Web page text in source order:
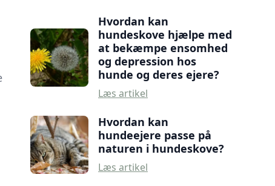
Hvordan kan
hundeskove hjælpe med
at bekæmpe ensomhed
og depression hos
hunde og deres ejere?
Læs artikel
Hvordan kan
hundeejere passe på
naturen i hundeskove?
Læs artikel